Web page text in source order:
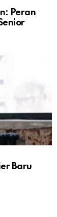
Peran
Baru